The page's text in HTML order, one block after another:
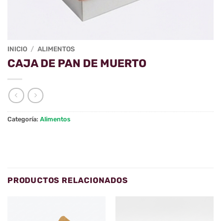
INICIO / ALIMENTOS
CAJA DE PAN DE MUERTO
Categoría: Alimentos
PRODUCTOS RELACIONADOS